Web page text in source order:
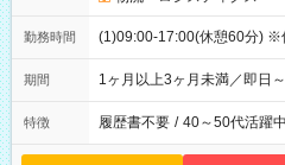
勤務時間 (1)09:00-17:00(休憩60分) ※
期間 1ヶ月以上3ヶ月未満／即日
特徴 履歴書不要 / 40～50代活躍中